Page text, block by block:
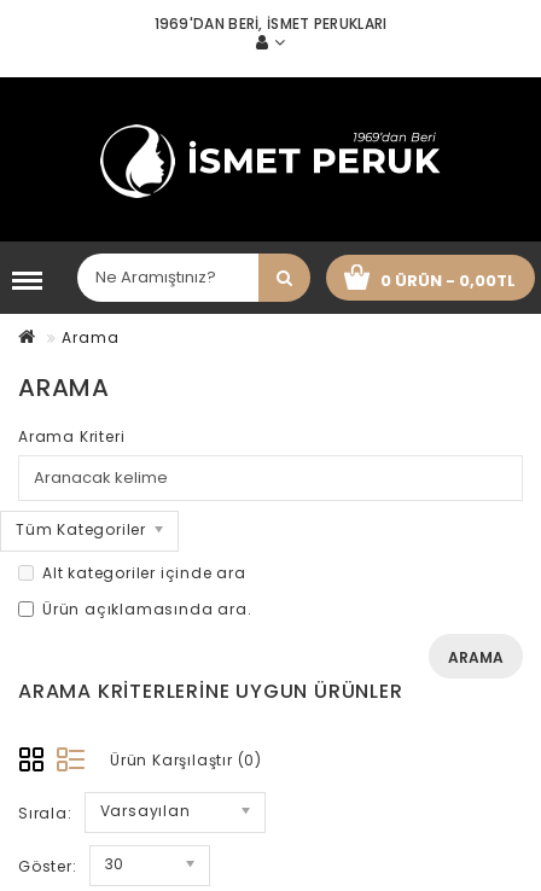
1969'DAN BERI, İSMET PERUKLARI
0 ÜRÜN - 0,00TL
Arama
ARAMA
Arama Kriteri
Tüm Kategoriler
Alt kategoriler içinde ara
Ürün açıklamasında ara.
ARAMA KRITERLERINE UYGUN ÜRÜNLER
Ürün Karşılaştır (0)
Sırala: Varsayılan
Göster: 30